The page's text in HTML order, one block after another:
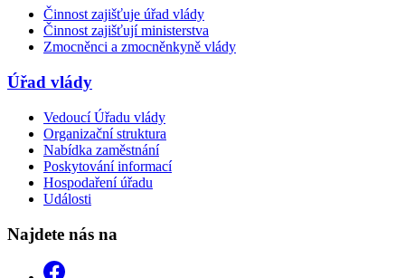
Činnost zajišťuje úřad vlády
Činnost zajišťují ministerstva
Zmocněnci a zmocněnkyně vlády
Úřad vlády
Vedoucí Úřadu vlády
Organizační struktura
Nabídka zaměstnání
Poskytování informací
Hospodaření úřadu
Události
Najdete nás na